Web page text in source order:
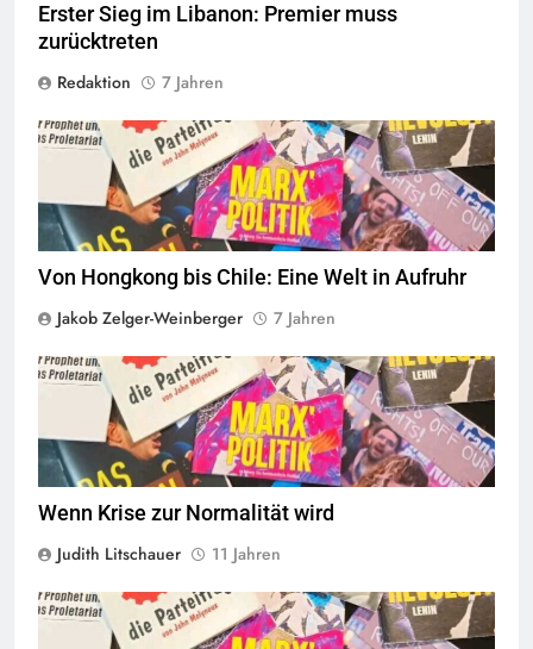
Erster Sieg im Libanon: Premier muss
zurücktreten
Redaktion
7 Jahren
© linkswende.org,CC-BY-SA-1.0
Von Hongkong bis Chile: Eine Welt in Aufruhr
Jakob Zelger-Weinberger
7 Jahren
© linkswende.org,CC-BY-SA-1.0
Wenn Krise zur Normalität wird
Judith Litschauer
11 Jahren
© linkswende.org,CC-BY-SA-1.0